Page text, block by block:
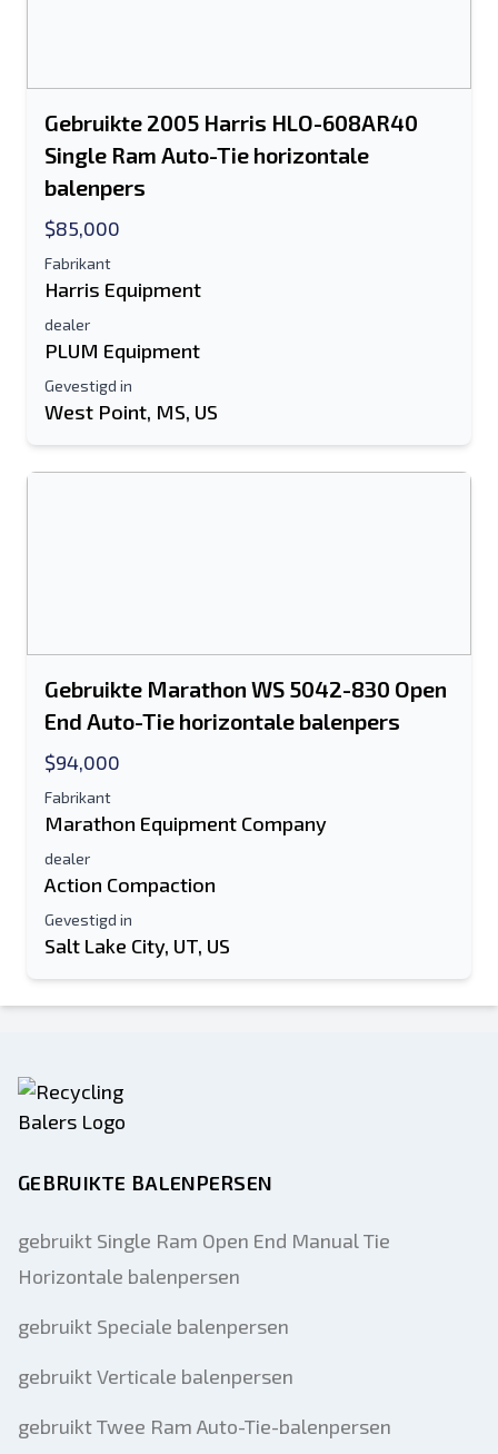
Gebruikte 2005 Harris HLO-608AR40
Single Ram Auto-Tie horizontale
balenpers
$85,000
Fabrikant
Harris Equipment
dealer
PLUM Equipment
Gevestigd in
West Point, MS, US
Gebruikte Marathon WS 5042-830 Open
End Auto-Tie horizontale balenpers
$94,000
Fabrikant
Marathon Equipment Company
dealer
Action Compaction
Gevestigd in
Salt Lake City, UT, US
GEBRUIKTE BALENPERSEN
gebruikt Single Ram Open End Manual Tie
Horizontale balenpersen
gebruikt Speciale balenpersen
gebruikt Verticale balenpersen
gebruikt Twee Ram Auto-Tie-balenpersen